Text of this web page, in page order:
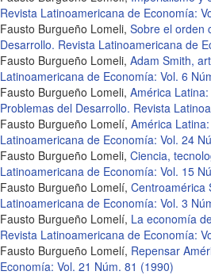
Revista Latinoamericana de Economía:
Fausto Burgueño Lomeli, Sobre el orden
Desarrollo. Revista Latinoamericana de
Fausto Burgueño Lomeli, Adam Smith,
Latinoamericana de Economía: Vol. 6
Fausto Burgueño Lomeli, América
Problemas del Desarrollo. Revista
Fausto Burgueño Lomelí, América
Latinoamericana de Economía: Vol. 24
Fausto Burgueño Lomeli, Ciencia,
Latinoamericana de Economía: Vol. 15
Fausto Burgueño Lomelí, Centroamérica
Latinoamericana de Economía: Vol. 3
Fausto Burgueño Lomelí, La economía
Revista Latinoamericana de Economía:
Fausto Burgueño Lomelí, Repensar
Economía: Vol. 21 Núm. 81 (1990)